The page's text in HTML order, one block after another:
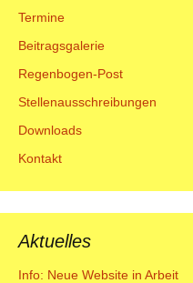
Termine
Beitragsgalerie
Regenbogen-Post
Stellenausschreibungen
Downloads
Kontakt
Aktuelles
Info: Neue Website in Arbeit